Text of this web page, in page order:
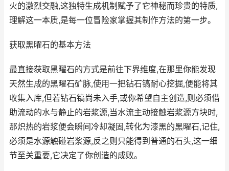
火的激烈交融,这独特生成机制赋予了它神秘而珍贵的特质,
理解这一本质,是每一位冒险家掌握其制作方法的第一步。
获取黑曜石的基本方法
最直接获取黑曜石的方式是前往下界维度,在那里你能发现
天然生成的黑曜石矿脉,使用一把钻石镐耐心挖掘,便能将其
收集入库,但若钻石镐尚未入手,或你希望自主创造,则必须借
助流动的水与静止的岩浆源,当水流主动接触岩浆源方块时,
那炽热的岩浆便会瞬间冷却凝固,转化为漆黑的黑曜石,记住,
必须是水源触碰岩浆源,反之则只能得到普通的石头,这一细
节至关重要,它决定了你创造的成败。